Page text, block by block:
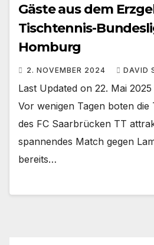
Gäste aus dem
Tischtennis-
Homburg
2. NOVEMBER 2024 DAVID
Last Updated on 22. Mai
Vor wenigen Tagen boten die
des FC Saarbrücken TT
spannendes Match gegen
bereits…